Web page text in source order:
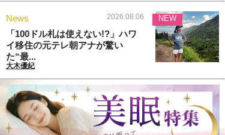
News 2026.08.06
「100ドル札は使えない!?」ハワ
イ移住の元テレ朝アナが驚い
た“最...
大木優紀
NEW